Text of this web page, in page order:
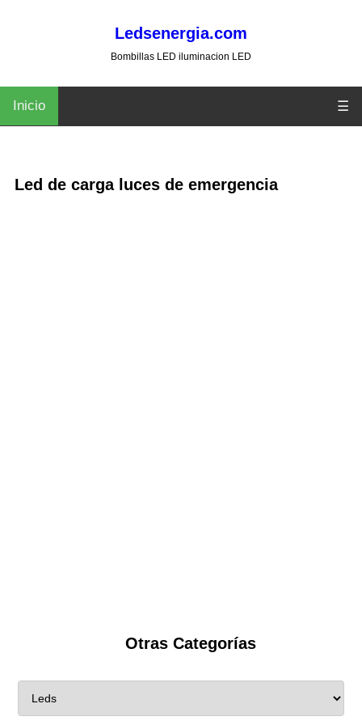
Ledsenergia.com
Bombillas LED iluminacion LED
Inicio ☰
Led de carga luces de emergencia
Otras Categorías